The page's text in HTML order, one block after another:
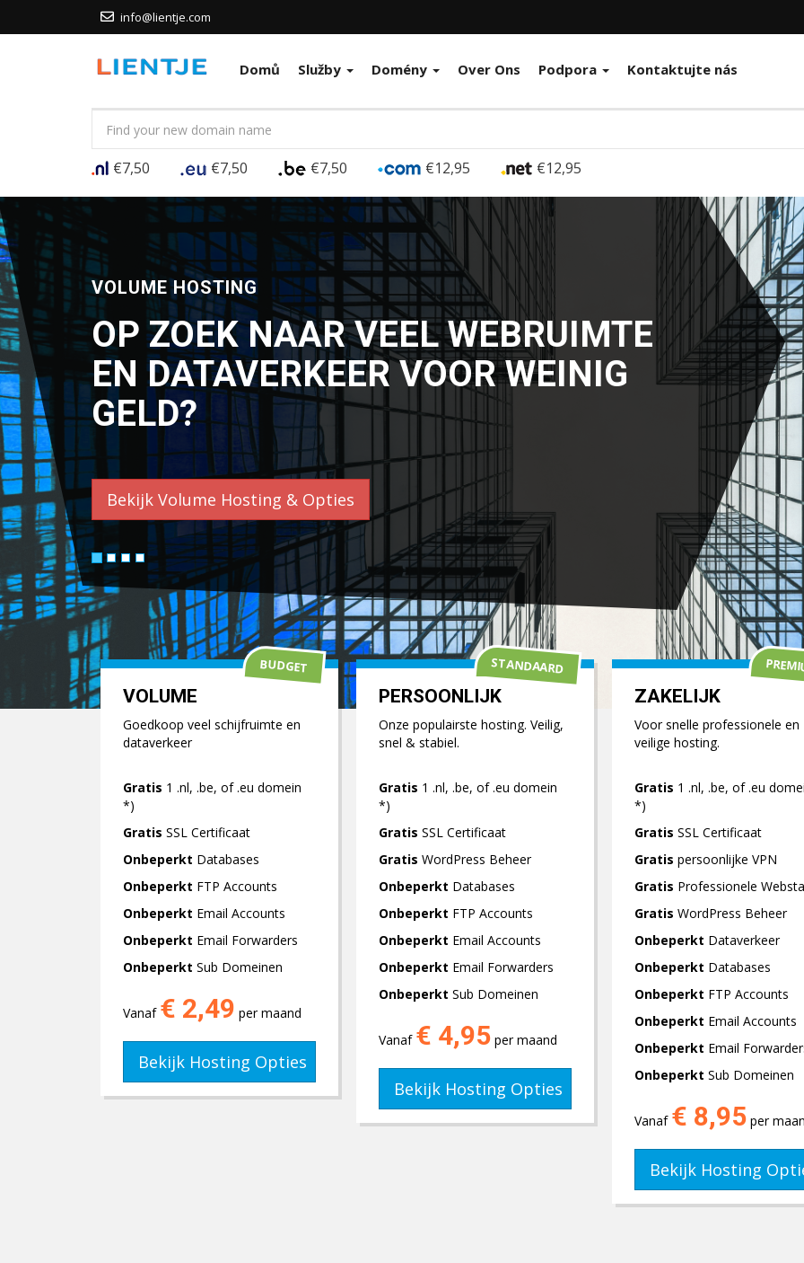
info@lientje.com
Domů Služby Domény Over Ons Podpora Kontaktujte nás
€7,50 €7,50 €7,50 €12,95 €12,95
WORDPRESS HOSTING
SNELLE EN VEILIGE HOSTING
SPECIAL INGERICHT VOOR
WORDPRESS.
Bekijk Wordpress Hosting & Opties
VOLUME
Goedkoop veel schijfruimte en
dataverkeer
Gratis 1 .nl, .be, of .eu domein
*)
Gratis SSL Certificaat
Onbeperkt Databases
Onbeperkt FTP Accounts
Onbeperkt Email Accounts
Onbeperkt Email Forwarders
Onbeperkt Sub Domeinen
Vanaf € 2,49 per maand
Bekijk Hosting Opties
BUDGET
PERSOONLIJK
Onze populairste hosting. Veilig,
snel & stabiel.
Gratis 1 .nl, .be, of .eu domein
*)
Gratis SSL Certificaat
Gratis WordPress Beheer
Onbeperkt Databases
Onbeperkt FTP Accounts
Onbeperkt Email Accounts
Onbeperkt Email Forwarders
Onbeperkt Sub Domeinen
Vanaf € 4,95 per maand
Bekijk Hosting Opties
STANDAARD
ZAKELIJK
Voor snelle professionele en
veilige hosting.
Gratis 1 .nl, .be, of .eu
*)
Gratis SSL Certificaat
Gratis persoonlijke VPN
Gratis Professionele
Gratis WordPress Beheer
Onbeperkt Dataverkeer
Onbeperkt Databases
Onbeperkt FTP Accounts
Onbeperkt Email Accounts
Onbeperkt Email
Onbeperkt Sub Domeinen
Vanaf € 8,95 per
Bekijk Hosting